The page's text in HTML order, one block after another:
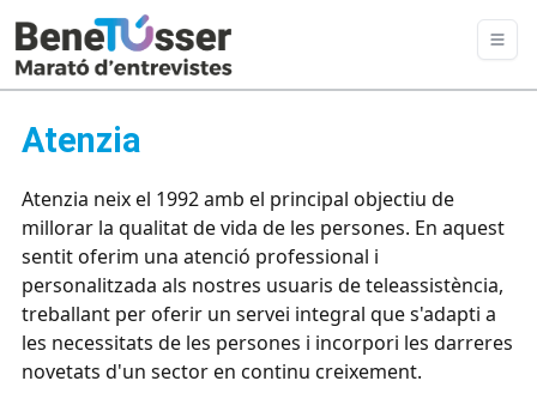
Atenzia
Atenzia neix el 1992 amb el principal objectiu de
millorar la qualitat de vida de les persones. En aquest
sentit oferim una atenció professional i
personalitzada als nostres usuaris de teleassistència,
treballant per oferir un servei integral que s'adapti a
les necessitats de les persones i incorpori les darreres
novetats d'un sector en continu creixement.